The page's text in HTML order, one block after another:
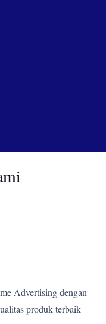
Advertising dengan
produk terbaik